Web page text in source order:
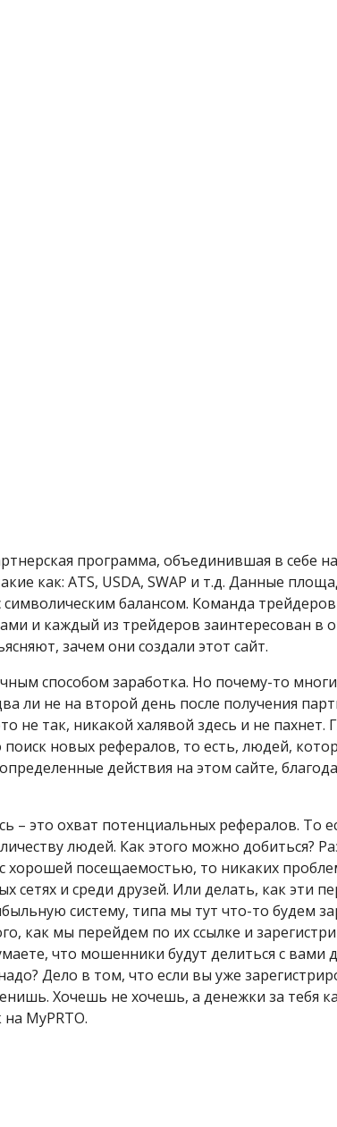
программа, объединившая в себе
как: ATS, USDA, SWAP и т.д. Данные
балансом. Команда
и каждый из трейдеров заинтересован в
зачем они создали этот сайт.
способом заработка. Но почему-то
ли не на второй день после получения
не так, никакой халявой здесь и не пахнет.
новых рефералов, то есть, людей,
действия на этом сайте,
– это охват потенциальных рефералов. То
людей. Как этого можно добиться?
хорошей посещаемостью, то никаких
сетях и среди друзей. Или делать, как эти
систему, типа мы тут что-то будем
как мы перейдем по их ссылке и
что мошенники будут делиться с вами
Дело в том, что если вы уже
Хочешь не хочешь, а денежки за тебя
MyPRTO.